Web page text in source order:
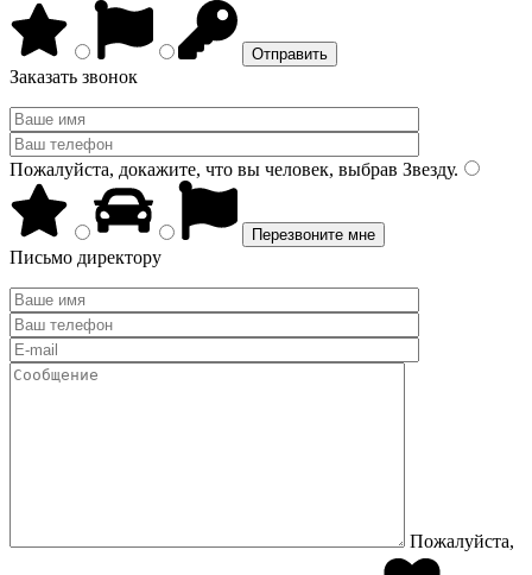
Заказать звонок
Пожалуйста, докажите, что вы человек, выбрав Звезду.
Письмо директору
Пожалуйста,